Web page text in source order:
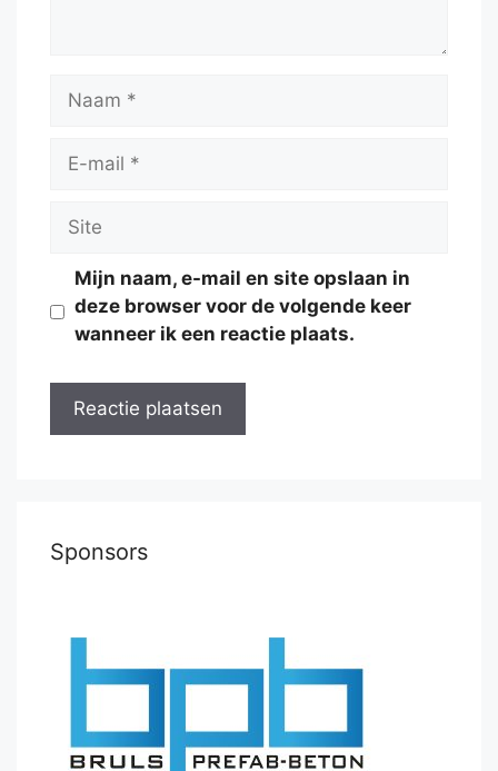
Naam
Site
Mijn naam, e-mail en site opslaan in
deze browser voor de volgende keer
wanneer ik een reactie plaats.
Sponsors